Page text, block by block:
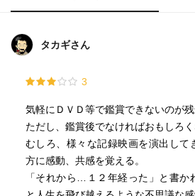
タカギさん
3
気軽にＤＶＤ等で鑑賞できないのが残
ただし、鑑賞後でなければおもしろく
むしろ、様々な記録映画を演出して
方に感動、共感を覚える。
「それから…１２年経った」と書か